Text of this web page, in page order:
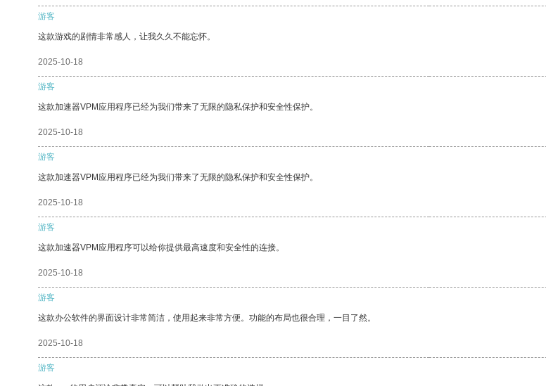
游客
这款游戏的剧情非常感人，让我久久不能忘怀。
2025-10-18
游客
这款加速器VPM应用程序已经为我们带来了无限的隐私保护和安全性保护。
2025-10-18
游客
这款加速器VPM应用程序已经为我们带来了无限的隐私保护和安全性保护。
2025-10-18
游客
这款加速器VPM应用程序可以给你提供最高速度和安全性的连接。
2025-10-18
游客
这款办公软件的界面设计非常简洁，使用起来非常方便。功能的布局也很合理，一目了然。
2025-10-18
游客